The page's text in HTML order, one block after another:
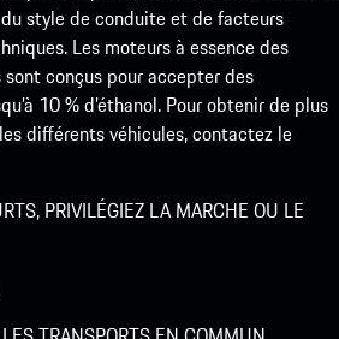
style de conduite et de facteurs
Les moteurs à essence des
conçus pour accepter des
10 % d’éthanol. Pour obtenir de plus
différents véhicules, contactez le
PRIVILÉGIEZ LA MARCHE OU LE